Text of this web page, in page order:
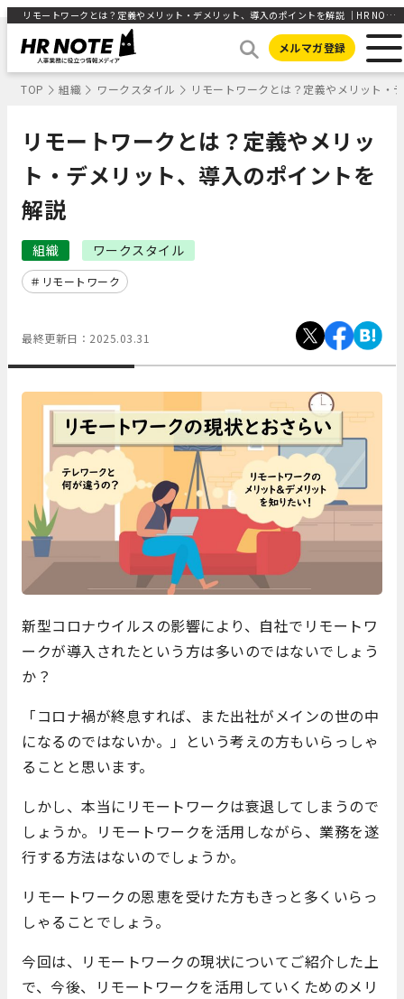
リモートワークとは？定義やメリット・デメリット、導入のポイントを解説 ｜HR NOTE
メルマガ登録
TOP 組織 ワークスタイル リモートワークとは？定義やメリット・
リモートワークとは？定義やメリッ
ト・デメリット、導入のポイントを
解説
組織 ワークスタイル
リモートワーク
最終更新日： 2025.03.31
新型コロナウイルスの影響により、自社でリモートワ
ークが導入されたという方は多いのではないでしょう
か？
「コロナ禍が終息すれば、また出社がメインの世の中
になるのではないか。」という考えの方もいらっしゃ
ることと思います。
しかし、本当にリモートワークは衰退してしまうので
しょうか。リモートワークを活用しながら、業務を遂
行する方法はないのでしょうか。
リモートワークの恩恵を受けた方もきっと多くいらっ
しゃることでしょう。
今回は、リモートワークの現状についてご紹介した上
で、今後、リモートワークを活用していくためのメリ